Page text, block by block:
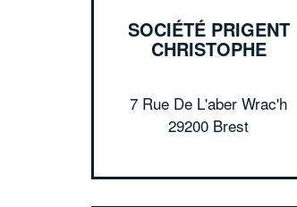
SOCIÉTÉ PRIGENT
CHRISTOPHE
7 Rue De L'aber Wrac'h
29200 Brest